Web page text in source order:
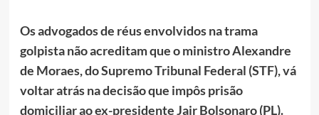
Os advogados de réus envolvidos na trama
golpista não acreditam que o ministro Alexandre
de Moraes, do Supremo Tribunal Federal (STF), vá
voltar atrás na decisão que impôs prisão
domiciliar ao ex-presidente Jair Bolsonaro (PL).